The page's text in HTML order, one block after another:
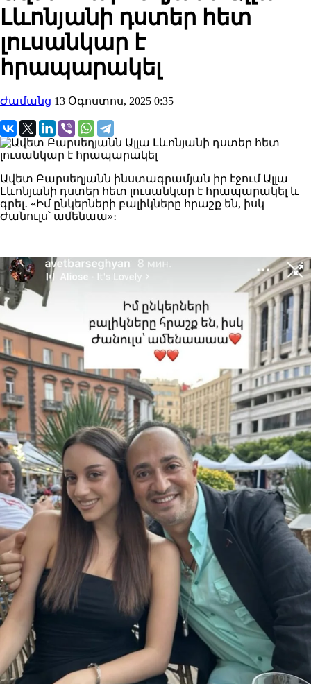
Լևոնյանի դստեր հետ
լուսանկար է
հրապարակել
Ժամանց 13 Օգոստոս, 2025 0:35
Ավետ Բարսեղյանն ինստագրամյան իր էջում Ալլա
Լևոնյանի դստեր հետ լուսանկար է հրապարակել և
գրել․ «Իմ ընկերների բալիկները հրաշք են, իսկ
Ժանուլս՝ ամենաա»։